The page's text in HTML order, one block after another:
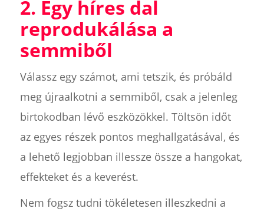
2. Egy híres dal
reprodukálása a
semmiből
Válassz egy számot, ami tetszik, és próbáld
meg újraalkotni a semmiből, csak a jelenleg
birtokodban lévő eszközökkel. Töltsön időt
az egyes részek pontos meghallgatásával, és
a lehető legjobban illessze össze a hangokat,
effekteket és a keverést.
Nem fogsz tudni tökéletesen illeszkedni a